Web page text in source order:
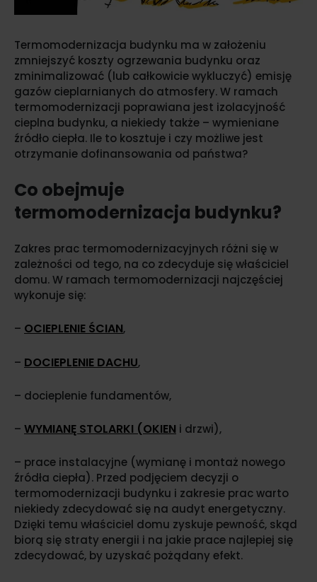
Termomodernizacja budynku ma w założeniu
zmniejszyć koszty ogrzewania budynku oraz
zminimalizować (lub całkowicie wykluczyć) emisję
gazów cieplarnianych do atmosfery. W ramach
termomodernizacji poprawiana jest izolacyjność
cieplna budynku, a niekiedy także – wymieniane
źródło ciepła. Ile to kosztuje i czy możliwe jest
otrzymanie dofinansowania od państwa?
Co obejmuje
termomodernizacja budynku?
Zakres prac termomodernizacyjnych różni się w
zależności od tego, na co zdecyduje się właściciel
domu. W ramach termomodernizacji najczęściej
wykonuje się:
– OCIEPLENIE ŚCIAN,
– DOCIEPLENIE DACHU,
– docieplenie fundamentów,
– WYMIANĘ STOLARKI (OKIEN i drzwi),
– prace instalacyjne (wymianę i montaż nowego
źródła ciepła). Przed podjęciem decyzji o
termomodernizacji budynku i zakresie prac warto
niekiedy zdecydować się na audyt energetyczny.
Dzięki temu właściciel domu zyskuje pewność, skąd
biorą się straty energii i na jakie prace najlepiej się
zdecydować, by uzyskać pożądany efekt.